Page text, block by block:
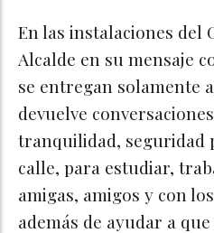
En las instalaciones del
Alcalde en su mensaje
se entregan solamente
devuelve
tranquilidad, seguridad
calle, para estudiar,
amigas, amigos y con
además de ayudar a